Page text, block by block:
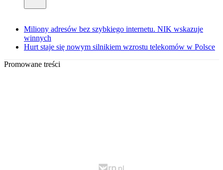
Miliony adresów bez szybkiego internetu. NIK wskazuje
winnych
Hurt staje się nowym silnikiem wzrostu telekomów w Polsce
Promowane treści